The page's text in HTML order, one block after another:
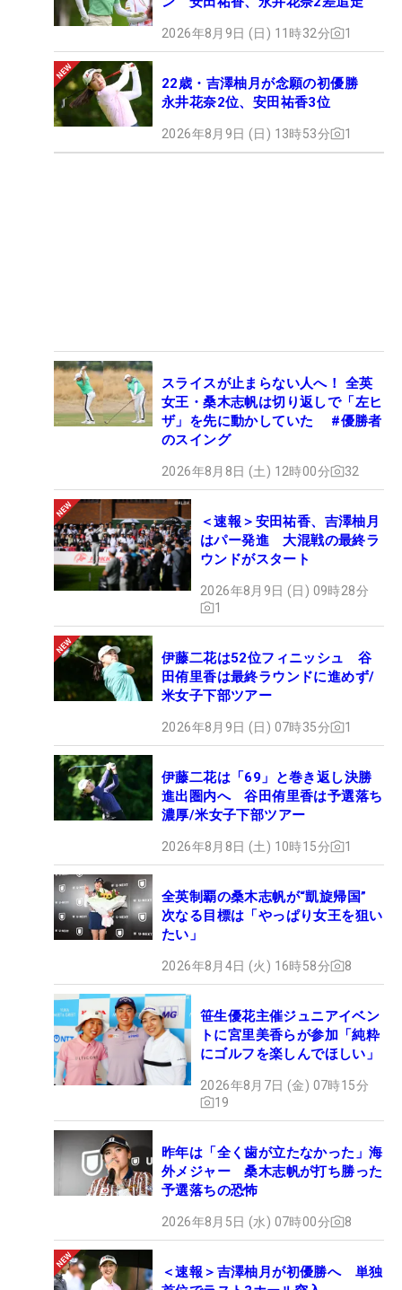
2026年8月9日 (日) 11時32分 1
22歳・吉澤柚月が念願の初優勝
永井花奈2位、安田祐香3位
2026年8月9日 (日) 13時53分 1
スライスが止まらない人へ！ 全英
女王・桑木志帆は切り返しで「左ヒ
ザ」を先に動かしていた #優勝者
のスイング
2026年8月8日 (土) 12時00分 32
＜速報＞安田祐香、吉澤柚月
はパー発進 大混戦の最終ラ
ウンドがスタート
2026年8月9日 (日) 09時28分
1
伊藤二花は52位フィニッシュ 谷
田侑里香は最終ラウンドに進めず/
米女子下部ツアー
2026年8月9日 (日) 07時35分 1
伊藤二花は「69」と巻き返し決勝
進出圏内へ 谷田侑里香は予選落ち
濃厚/米女子下部ツアー
2026年8月8日 (土) 10時15分 1
全英制覇の桑木志帆が“凱旋帰国”
次なる目標は「やっぱり女王を狙い
たい」
2026年8月4日 (火) 16時58分 8
笹生優花主催ジュニアイベン
トに宮里美香らが参加「純粋
にゴルフを楽しんでほしい」
2026年8月7日 (金) 07時15分
19
昨年は「全く歯が立たなかった」海
外メジャー 桑木志帆が打ち勝った
予選落ちの恐怖
2026年8月5日 (水) 07時00分 8
＜速報＞吉澤柚月が初優勝へ 単独